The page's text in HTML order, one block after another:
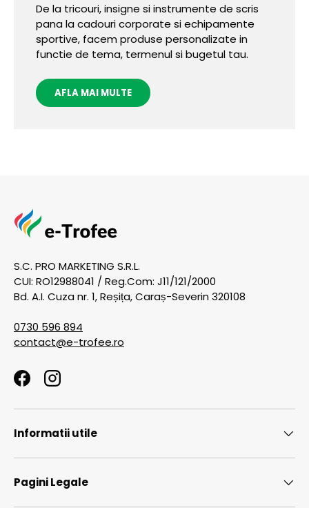
De la tricouri, insigne si instrumente de scris
pana la cadouri corporate si echipamente
sportive, facem produse personalizate in
functie de tema, termenul si bugetul tau.
AFLA MAI MULTE
S.C. PRO MARKETING S.R.L.
CUI: RO12988041 / Reg.Com: J11/121/2000
Bd. A.I. Cuza nr. 1, Reșița, Caraș-Severin 320108
0730 596 894
contact@e-trofee.ro
FacebookInstagram
Informatii utile
Pagini Legale